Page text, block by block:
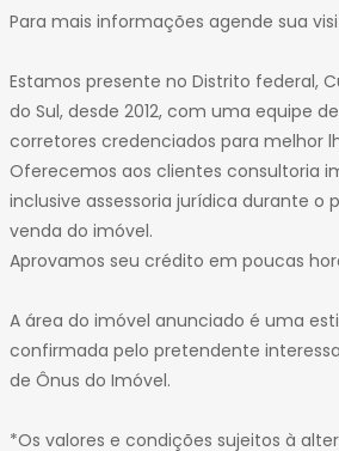
Para mais informações agende sua
Estamos presente no Distrito federal,
do Sul, desde 2012, com uma equipe
corretores credenciados para melhor
Oferecemos aos clientes consultoria
inclusive assessoria jurídica durante o
venda do imóvel.
Aprovamos seu crédito em poucas
A área do imóvel anunciado é uma
confirmada pelo pretendente
de Ônus do Imóvel.
*Os valores e condições sujeitos à